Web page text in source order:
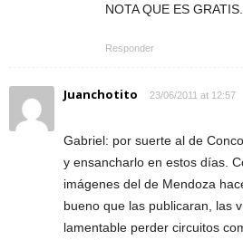
NOTA QUE ES GRATIS.
Responder
Juanchotito 23/06/2011 at 12:57
Gabriel: por suerte al de
y ensancharlo en estos días.
imágenes del de Mendoza
bueno que las publicaran, las
lamentable perder circuitos